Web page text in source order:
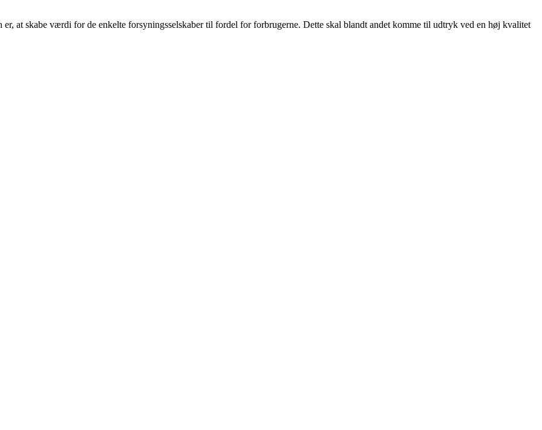
at skabe værdi for de enkelte forsyningsselskaber til fordel for forbrugerne. Dette skal blandt andet komme til udtryk ved en høj kvalitet